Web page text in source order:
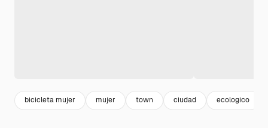
bicicleta mujer mujer town ciudad ecologico